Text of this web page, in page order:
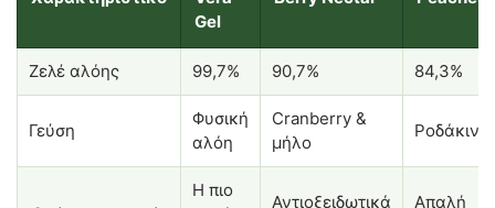
Gel
Ζελέ αλόης 99,7% 90,7% 84,3%
Γεύση
Φυσική
αλόη
Cranberry &
μήλο
Ροδάκινο
Η πιο
Αντιοξειδωτικά
Απαλή